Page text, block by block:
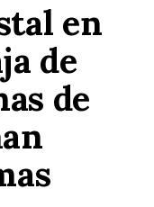
en
de
de